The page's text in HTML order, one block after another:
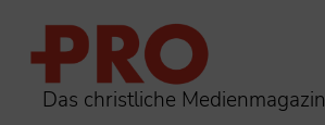
Das christliche Medienmagazin